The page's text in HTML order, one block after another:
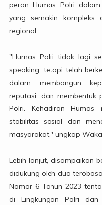
peran Humas Polri
yang semakin kompleks
regional.
"Humas Polri tidak lagi
speaking, tetapi telah
dalam membangun
reputasi, dan membentuk
Polri. Kehadiran Humas
stabilitas sosial dan
masyarakat," ungkap
Lebih lanjut, disampaikan
didukung oleh dua
Nomor 6 Tahun 2023
di Lingkungan Polri dan